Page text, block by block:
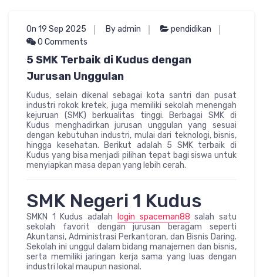
On 19 Sep 2025 By admin
pendidikan
0 Comments
5 SMK Terbaik di Kudus dengan
Jurusan Unggulan
Kudus, selain dikenal sebagai kota santri dan pusat
industri rokok kretek, juga memiliki sekolah menengah
kejuruan (SMK) berkualitas tinggi. Berbagai SMK di
Kudus menghadirkan jurusan unggulan yang sesuai
dengan kebutuhan industri, mulai dari teknologi, bisnis,
hingga kesehatan. Berikut adalah 5 SMK terbaik di
Kudus yang bisa menjadi pilihan tepat bagi siswa untuk
menyiapkan masa depan yang lebih cerah.
SMK Negeri 1 Kudus
SMKN 1 Kudus adalah login spaceman88 salah satu
sekolah favorit dengan jurusan beragam seperti
Akuntansi, Administrasi Perkantoran, dan Bisnis Daring.
Sekolah ini unggul dalam bidang manajemen dan bisnis,
serta memiliki jaringan kerja sama yang luas dengan
industri lokal maupun nasional.